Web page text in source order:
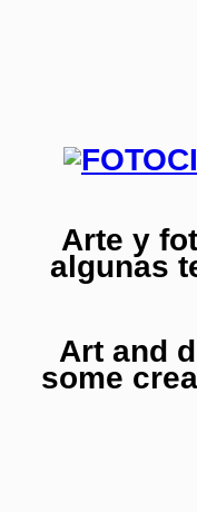
Arte y
algunas
Art and
some